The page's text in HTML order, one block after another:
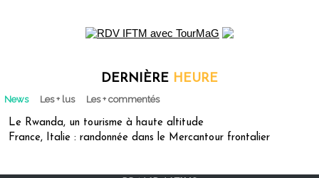
DERNIÈRE HEURE
News Les + lus Les + commentés
Le Rwanda, un tourisme à haute altitude
France, Italie : randonnée dans le Mercantour frontalier